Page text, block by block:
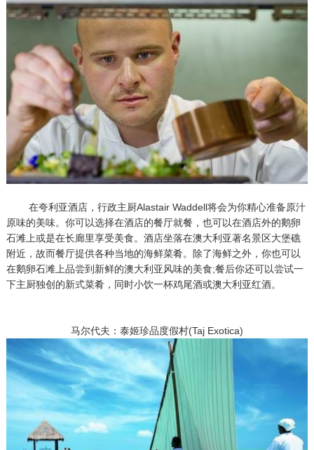
在夸利亚酒店，行政主厨Alastair Waddell将会为你精心准备原汁
原味的美味。你可以选择在酒店的餐厅就餐，也可以在酒店外的鹅卵
石滩上或是在长廊里享受美食。酒店坐落在澳大利亚著名景区大堡礁
附近，故而餐厅提供各种当地的海鲜菜肴。除了海鲜之外，你也可以
在鹅卵石滩上品尝到新鲜的澳大利亚风味的美食;餐后你还可以尝试一
下主厨独创的新式菜肴，同时小饮一杯鸡尾酒或澳大利亚红酒。
马尔代夫：泰姬珍品度假村(Taj Exotica)